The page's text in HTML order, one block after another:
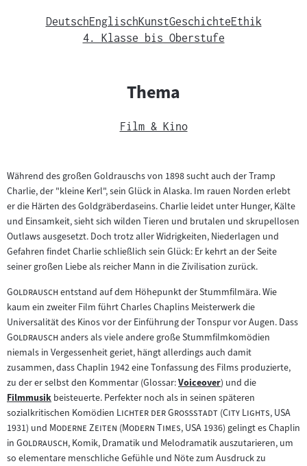
DeutschEnglischKunstGeschichteEthik
4. Klasse bis Oberstufe
Thema
Film & Kino
Während des großen Goldrauschs von 1898 sucht auch der Tramp
Charlie, der "kleine Kerl", sein Glück in Alaska. Im rauen Norden erlebt
er die Härten des Goldgräberdaseins. Charlie leidet unter Hunger, Kälte
und Einsamkeit, sieht sich wilden Tieren und brutalen und skrupellosen
Outlaws ausgesetzt. Doch trotz aller Widrigkeiten, Niederlagen und
Gefahren findet Charlie schließlich sein Glück: Er kehrt an der Seite
seiner großen Liebe als reicher Mann in die Zivilisation zurück.
"
Goldrausch "entstand auf dem Höhepunkt der Stummfilmära. Wie
kaum ein zweiter Film führt Charles Chaplins Meisterwerk die
Universalität des Kinos vor der Einführung der Tonspur vor Augen. Dass"
Goldrausch "anders als viele andere große Stummfilmkomödien
niemals in Vergessenheit geriet, hängt allerdings auch damit
zusammen, dass Chaplin 1942 eine Tonfassung des Films produzierte,
zu der er selbst den Kommentar (Glossar:Zum
Inhalt:
Voiceover) und die
Zum
Inhalt:
Filmmusik beisteuerte. Perfekter noch als in seinen späteren
sozialkritischen Komödien "Lichter der Großstadt"("City Lights", USA
1931) und "Moderne Zeiten "("Modern Times", USA 1936) gelingt es Chaplin
in "
Goldrausch", Komik, Dramatik und Melodramatik auszutarieren, um
so elementare menschliche Gefühle und Nöte zum Ausdruck zu